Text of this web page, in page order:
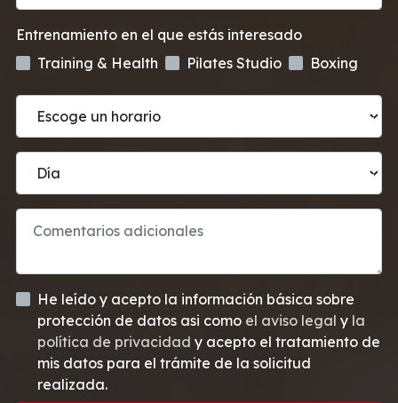
Entrenamiento en el que estás interesado
Training & Health
Pilates Studio Boxing
He leído y acepto la información básica sobre
protección de datos asi como el aviso legal y la
política de privacidad y acepto el tratamiento de
mis datos para el trámite de la solicitud
realizada.